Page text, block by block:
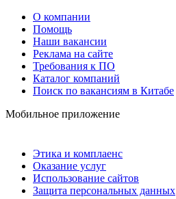
О компании
Помощь
Наши вакансии
Реклама на сайте
Требования к ПО
Каталог компаний
Поиск по вакансиям в Китабе
Мобильное приложение
Этика и комплаенс
Оказание услуг
Использование сайтов
Защита персональных данных